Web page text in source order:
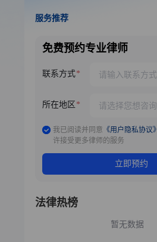
服务推荐
免费预约专业律师
联系方式
所在地区
我已阅读并同意 《用户隐私协议》
许接受更多律师的服务
立即预约
法律热榜
暂无数据